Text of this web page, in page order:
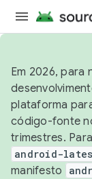
Em 2026, para
plataforma
código-fonte
trimestres.
android-
manifesto